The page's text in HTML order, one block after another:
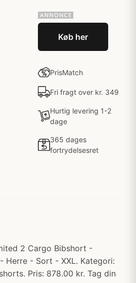
Køb her
PrisMatch
Fri fragt over kr. 349
Hurtig levering 1-2
dage
365 dages
fortrydelsesret
2 Cargo Bibshort -
Herre - Sort - XXL. Kategori:
Pris: 878.00 kr. Tag din